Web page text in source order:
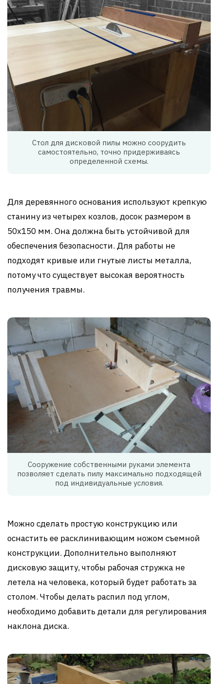
Стол для дисковой пилы можно соорудить
самостоятельно, точно придерживаясь
определенной схемы.
Для деревянного основания используют крепкую
станину из четырех козлов, досок размером в
50х150 мм. Она должна быть устойчивой для
обеспечения безопасности. Для работы не
подходят кривые или гнутые листы металла,
потому что существует высокая вероятность
получения травмы.
Сооружение собственными руками элемента
позволяет сделать пилу максимально подходящей
под индивидуальные условия.
Можно сделать простую конструкцию или
оснастить ее расклинивающим ножом съемной
конструкции. Дополнительно выполняют
дисковую защиту, чтобы рабочая стружка не
летела на человека, который будет работать за
столом. Чтобы делать распил под углом,
необходимо добавить детали для регулирования
наклона диска.